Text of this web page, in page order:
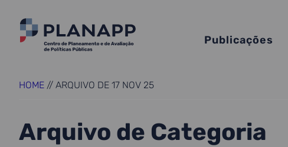
Publicações
HOME // ARQUIVO DE 17 NOV 25
Arquivo de Categoria